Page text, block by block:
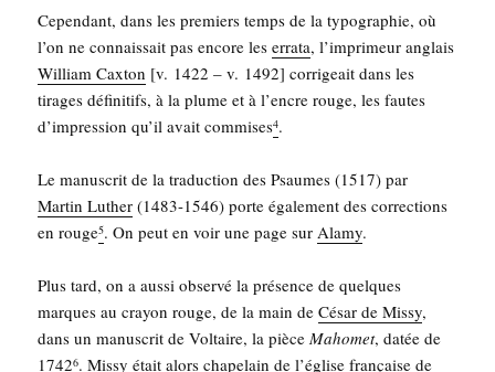
Cepen­dant, dans les pre­miers temps de la typo­gra­phie, où
l’on ne connais­sait pas encore leserra­ta, l’im­pri­meur anglais
William Cax­ton [v. 1422 – v. 1492] cor­ri­geait dans les
tirages défi­ni­tifs, à la plume et à l’encre rouge, les fautes
d’im­pres­sion qu’il avait com­mises4.
Le manus­crit de la tra­duc­tion des Psaumes (1517) par
Mar­tin Luther (1483-1546) porte éga­le­ment des cor­rec­tions
en rouge5. On peut en voir une page surAla­my.
Plus tard, on a aus­si obser­vé la pré­sence de quelques
marques au crayon rouge, de la main deCésar de Mis­sy,
dans un manus­crit de Vol­taire, la pièceMaho­met, datée de
17426. Mis­sy était alors cha­pe­lain de l’église fran­çaise de